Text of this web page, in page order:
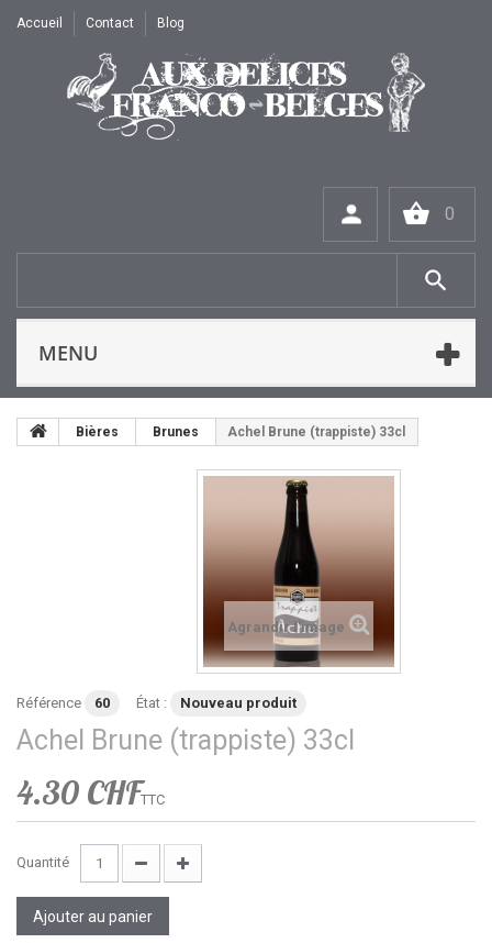
Blog
Contact
Accueil
0
MENU
Bières Brunes Achel Brune (trappiste) 33cl
Agrandir l'image
Référence 60 État : Nouveau produit
Achel Brune (trappiste) 33cl
4.30 CHFTTC
Quantité
Ajouter au panier